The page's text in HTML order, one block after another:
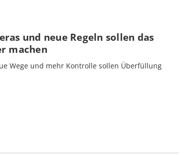
und neue Regeln sollen das
machen
Wege und mehr Kontrolle sollen Überfüllung